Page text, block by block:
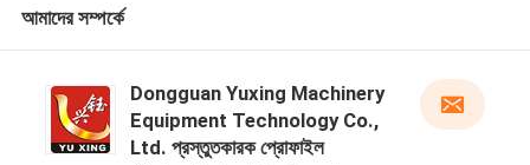
আমাদের সম্পর্কে
Dongguan Yuxing Machinery
Equipment Technology Co.,
Ltd. প্রস্তুতকারক প্রোফাইল